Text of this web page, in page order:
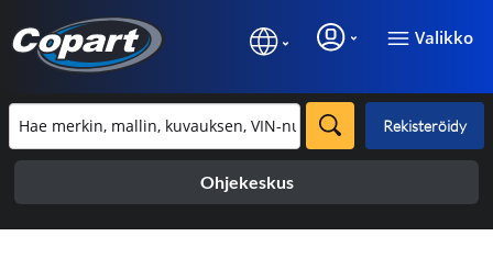
Valikko
Rekisteröidy
Ohjekeskus